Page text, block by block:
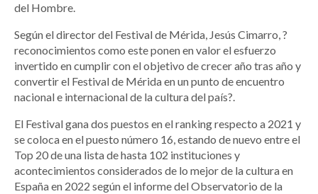
del Hombre.
Según el director del Festival de Mérida, Jesús Cimarro, ?
reconocimientos como este ponen en valor el esfuerzo
invertido en cumplir con el objetivo de crecer año tras año y
convertir el Festival de Mérida en un punto de encuentro
nacional e internacional de la cultura del país?.
El Festival gana dos puestos en el ranking respecto a 2021 y
se coloca en el puesto número 16, estando de nuevo entre el
Top 20 de una lista de hasta 102 instituciones y
acontecimientos considerados de lo mejor de la cultura en
España en 2022 según el informe del Observatorio de la